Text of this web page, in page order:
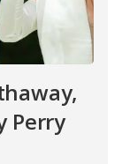
Perry